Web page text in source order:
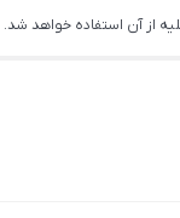
از آن استفاده خواهد شد.